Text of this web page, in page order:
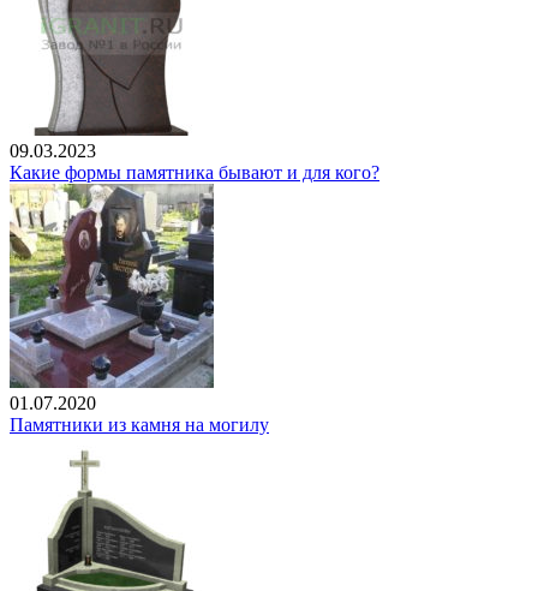
09.03.2023
Какие формы памятника бывают и для кого?
01.07.2020
Памятники из камня на могилу